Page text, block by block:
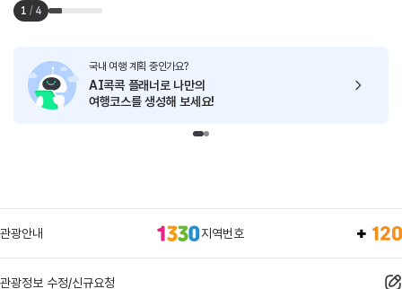
1 / 4
국내 여행 계획 중인가요?
AI콕콕 플래너로 나만의
여행코스를 생성해 보세요!
관광안내 지역번호
관광정보 수정/신규요청